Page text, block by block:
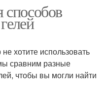
способов
хотите использовать
сравним разные
чтобы вы могли найти